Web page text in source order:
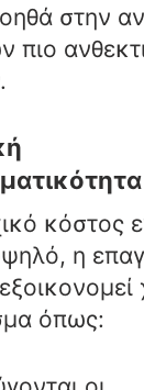
στην
πιο
κόστος
η
όπως: